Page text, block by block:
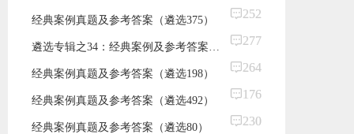
经典案例真题及参考答案（遴选375）
252
277
经典案例真题及参考答案（遴选198）
264
经典案例真题及参考答案（遴选492）
176
​经典案例真题及参考答案（遴选80）
230